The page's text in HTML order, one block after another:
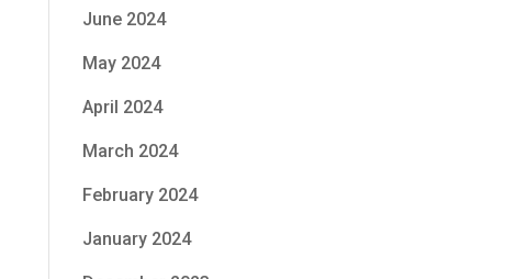
June 2024
May 2024
April 2024
March 2024
February 2024
January 2024